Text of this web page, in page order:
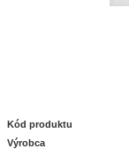
Kód produktu
Výrobca